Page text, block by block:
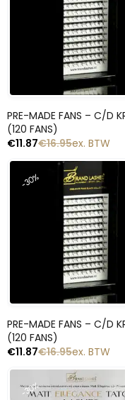
Snelle blik
PRE-MADE FANS – C/D
(120 FANS)
€16.95
€11.87 ex. BTW
-30%
Snelle blik
PRE-MADE FANS – C/D
(120 FANS)
€16.95
€11.87 ex. BTW
-30%